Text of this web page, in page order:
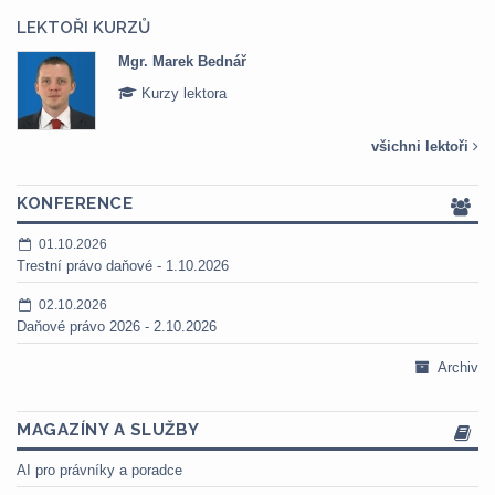
LEKTOŘI KURZŮ
Mgr. Marek Bednář
Kurzy lektora
všichni lektoři
KONFERENCE
01.10.2026
Trestní právo daňové - 1.10.2026
02.10.2026
Daňové právo 2026 - 2.10.2026
Archiv
MAGAZÍNY A SLUŽBY
AI pro právníky a poradce